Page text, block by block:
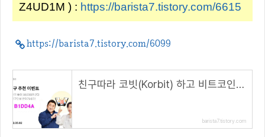
Z4UD1M ) : https://barista7.tistory.com/6615
https://barista7.tistory.com/6099
친구따라 코빗(Korbit) 하고 비트코인 받자!(5.2~)( 추천 코드 : B1DD4A )
barista7.tistory.com